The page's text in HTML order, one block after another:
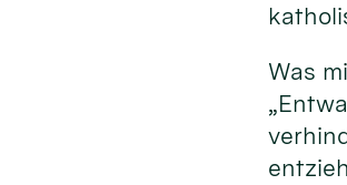
Was